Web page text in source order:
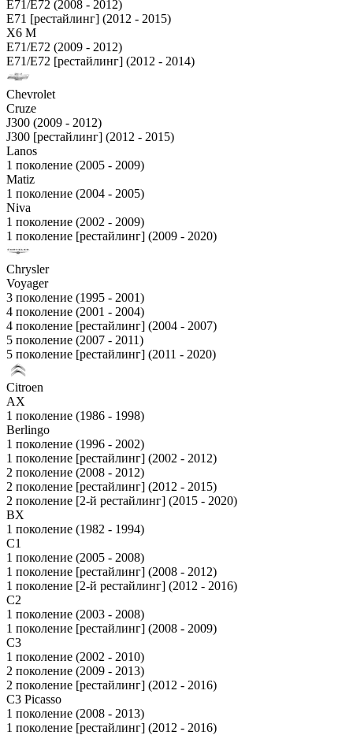
E71/E72 (2008 - 2012)
E71 [рестайлинг] (2012 - 2015)
X6 M
E71/E72 (2009 - 2012)
E71/E72 [рестайлинг] (2012 - 2014)
Chevrolet
Cruze
J300 (2009 - 2012)
J300 [рестайлинг] (2012 - 2015)
Lanos
1 поколение (2005 - 2009)
Matiz
1 поколение (2004 - 2005)
Niva
1 поколение (2002 - 2009)
1 поколение [рестайлинг] (2009 - 2020)
Chrysler
Voyager
3 поколение (1995 - 2001)
4 поколение (2001 - 2004)
4 поколение [рестайлинг] (2004 - 2007)
5 поколение (2007 - 2011)
5 поколение [рестайлинг] (2011 - 2020)
Citroen
AX
1 поколение (1986 - 1998)
Berlingo
1 поколение (1996 - 2002)
1 поколение [рестайлинг] (2002 - 2012)
2 поколение (2008 - 2012)
2 поколение [рестайлинг] (2012 - 2015)
2 поколение [2-й рестайлинг] (2015 - 2020)
BX
1 поколение (1982 - 1994)
C1
1 поколение (2005 - 2008)
1 поколение [рестайлинг] (2008 - 2012)
1 поколение [2-й рестайлинг] (2012 - 2016)
C2
1 поколение (2003 - 2008)
1 поколение [рестайлинг] (2008 - 2009)
C3
1 поколение (2002 - 2010)
2 поколение (2009 - 2013)
2 поколение [рестайлинг] (2012 - 2016)
C3 Picasso
1 поколение (2008 - 2013)
1 поколение [рестайлинг] (2012 - 2016)